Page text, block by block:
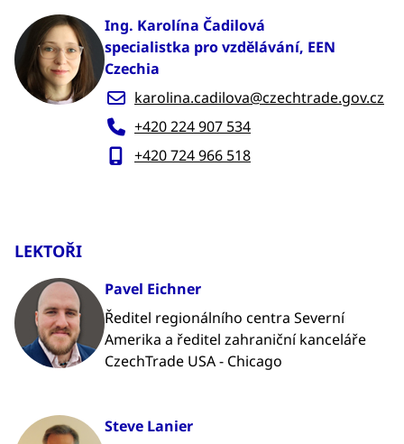
Ing. Karolína Čadilová
specialistka pro vzdělávání, EEN
Czechia
karolina.cadilova@czechtrade.gov.cz
+420 224 907 534
+420 724 966 518
LEKTOŘI
Pavel Eichner
Ředitel regionálního centra Severní
Amerika a ředitel zahraniční kanceláře
CzechTrade USA - Chicago
Steve Lanier